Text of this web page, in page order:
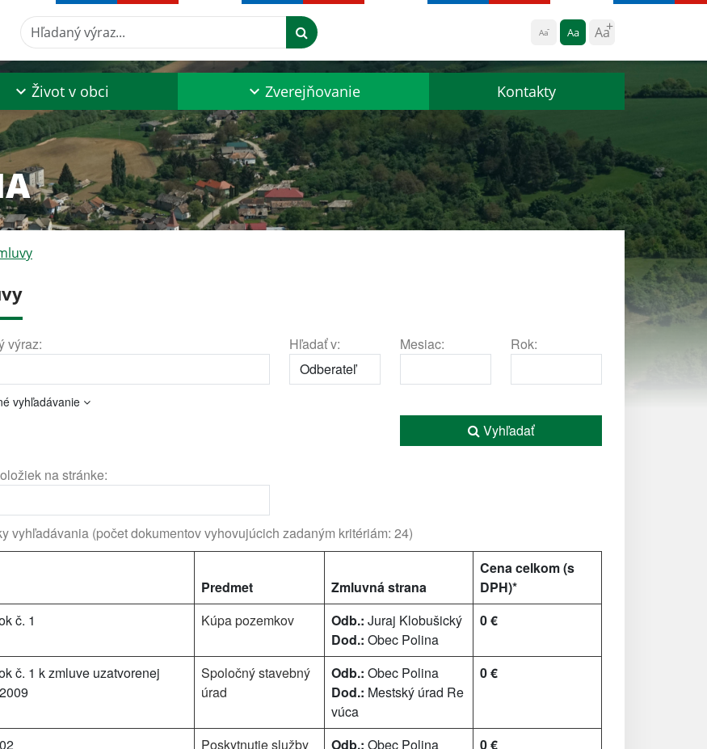
Aa Aa Aa
Hľadaný výraz...
Život v obci Zverejňovanie Kontakty
výraz: Hľadať v: Mesiac: Rok:
vyhľadávanie
Vyhľadať
na stránke:
vyhľadávania (počet dokumentov vyhovujúcich zadaným kritériám: 24)
Predmet Zmluvná strana
Cena celkom (s
DPH)*
č. 1
Kúpa pozemkov Odb.: Juraj Klobušický
Dod.: Obec Polina
0 €
č. 1 k zmluve uzatvorenej
Spoločný stavebný
úrad
Odb.: Obec Polina
Dod.: Mestský úrad Re
vúca
0 €
Poskytnutie služby Odb.: Obec Polina
0 €